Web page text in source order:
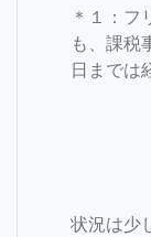
＊１：フ
も、課税
日までは
状況は少